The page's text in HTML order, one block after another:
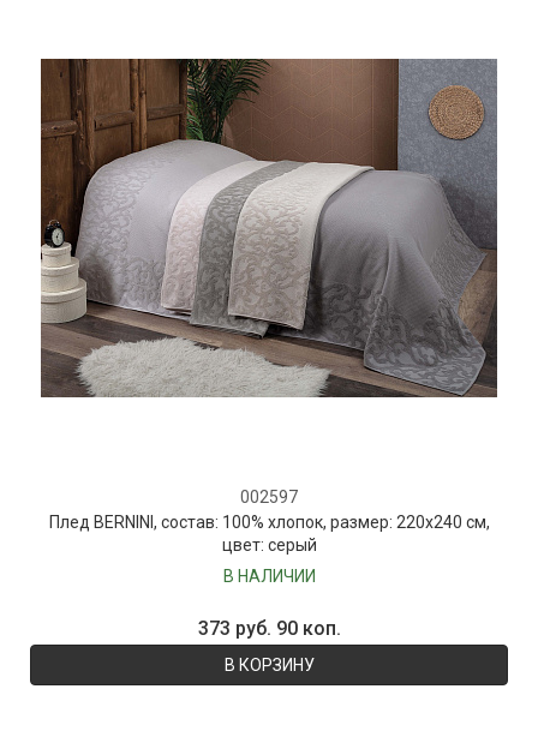
002597
Плед BERNINI, состав: 100% хлопок, размер: 220х240 см,
цвет: серый
В НАЛИЧИИ
373 руб. 90 коп.
В КОРЗИНУ